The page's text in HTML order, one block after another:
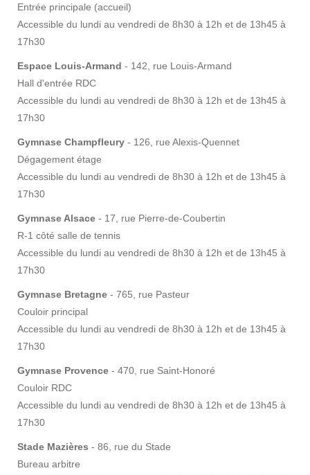
Entrée principale (accueil)
Accessible du lundi au vendredi de 8h30 à 12h et de 13h45 à
17h30
Espace Louis-Armand - 142, rue Louis-Armand
Hall d'entrée RDC
Accessible du lundi au vendredi de 8h30 à 12h et de 13h45 à
17h30
Gymnase Champfleury - 126, rue Alexis-Quennet
Dégagement étage
Accessible du lundi au vendredi de 8h30 à 12h et de 13h45 à
17h30
Gymnase Alsace - 17, rue Pierre-de-Coubertin
R-1 côté salle de tennis
Accessible du lundi au vendredi de 8h30 à 12h et de 13h45 à
17h30
Gymnase Bretagne - 765, rue Pasteur
Couloir principal
Accessible du lundi au vendredi de 8h30 à 12h et de 13h45 à
17h30
Gymnase Provence - 470, rue Saint-Honoré
Couloir RDC
Accessible du lundi au vendredi de 8h30 à 12h et de 13h45 à
17h30
Stade Mazières - 86, rue du Stade
Bureau arbitre